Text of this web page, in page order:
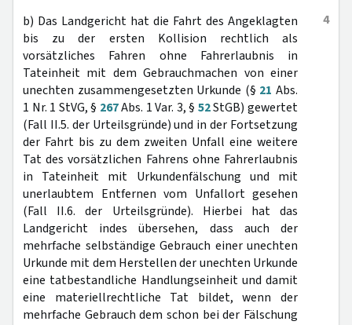
4
b) Das Landgericht hat die Fahrt des Angeklagten
bis zu der ersten Kollision rechtlich als
vorsätzliches Fahren ohne Fahrerlaubnis in
Tateinheit mit dem Gebrauchmachen von einer
unechten zusammengesetzten Urkunde (§ 21 Abs.
1 Nr. 1 StVG, § 267Abs. 1 Var. 3, § 52StGB) gewertet
(Fall II.5. der Urteilsgründe) und in der Fortsetzung
der Fahrt bis zu dem zweiten Unfall eine weitere
Tat des vorsätzlichen Fahrens ohne Fahrerlaubnis
in Tateinheit mit Urkundenfälschung und mit
unerlaubtem Entfernen vom Unfallort gesehen
(Fall II.6. der Urteilsgründe). Hierbei hat das
Landgericht indes übersehen, dass auch der
mehrfache selbständige Gebrauch einer unechten
Urkunde mit dem Herstellen der unechten Urkunde
eine tatbestandliche Handlungseinheit und damit
eine materiellrechtliche Tat bildet, wenn der
mehrfache Gebrauch dem schon bei der Fälschung